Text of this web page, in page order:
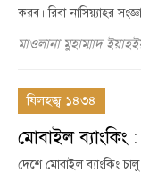
করব। রিবা নাসিয়্যাহর
মাওলানা মুহাম্মাদ
যিলহজ্ব ১৪৩৪
মোবাইল ব্যাংকিং
দেশে মোবাইল ব্যাংকিং